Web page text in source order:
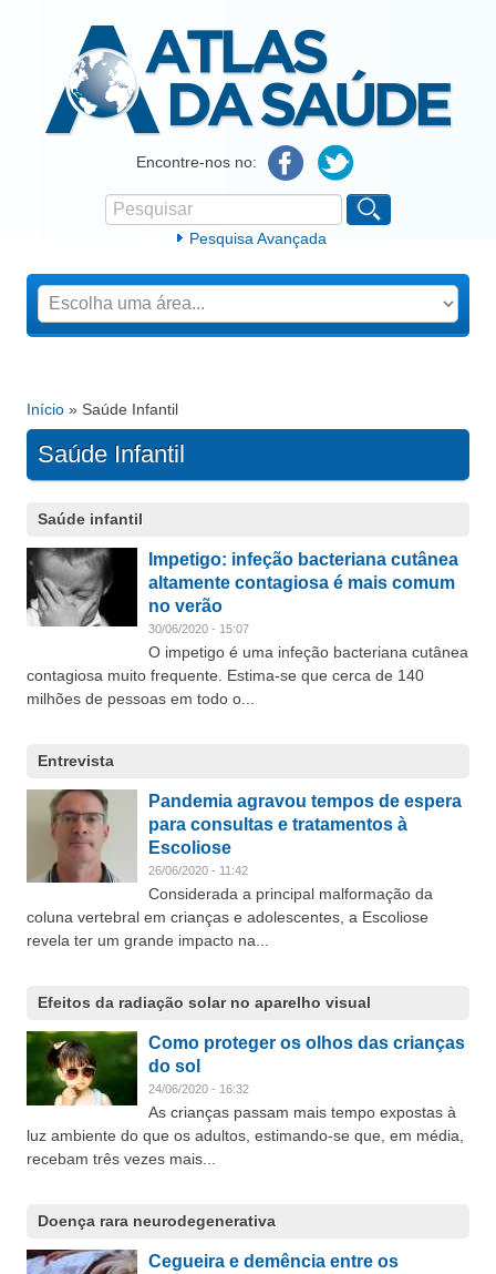
Atlas da SaúdeEncontre-nos no:
Formulário de procura
Pesquisar
Pesquisa Avançada
Está aqui
Início » Saúde Infantil
Saúde Infantil
Saúde infantil
Impetigo: infeção bacteriana cutânea
altamente contagiosa é mais comum
no verão
30/06/2020 - 15:07
O impetigo é uma infeção bacteriana cutânea
contagiosa muito frequente. Estima-se que cerca de 140
milhões de pessoas em todo o...
Entrevista
Pandemia agravou tempos de espera
para consultas e tratamentos à
Escoliose
26/06/2020 - 11:42
Considerada a principal malformação da
coluna vertebral em crianças e adolescentes, a Escoliose
revela ter um grande impacto na...
Efeitos da radiação solar no aparelho visual
Como proteger os olhos das crianças
do sol
24/06/2020 - 16:32
As crianças passam mais tempo expostas à
luz ambiente do que os adultos, estimando-se que, em média,
recebam três vezes mais...
Doença rara neurodegenerativa
Cegueira e demência entre os